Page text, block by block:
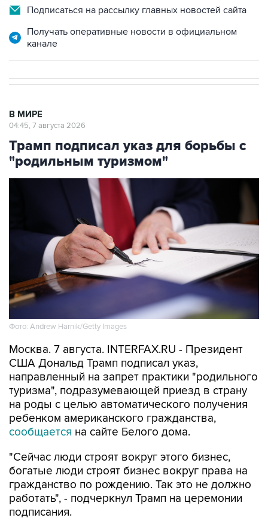
Подписаться на рассылку главных новостей сайта
Получать оперативные новости в официальном
канале
В МИРЕ
04:45, 7 августа 2026
Трамп подписал указ для борьбы с
"родильным туризмом"
Фото: Andrew Harnik/Getty Images
Москва. 7 августа. INTERFAX.RU - Президент
США Дональд Трамп подписал указ,
направленный на запрет практики "родильного
туризма", подразумевающей приезд в страну
на роды с целью автоматического получения
ребенком американского гражданства,
сообщается на сайте Белого дома.
"Сейчас люди строят вокруг этого бизнес,
богатые люди строят бизнес вокруг права на
гражданство по рождению. Так это не должно
работать", - подчеркнул Трамп на церемонии
подписания.